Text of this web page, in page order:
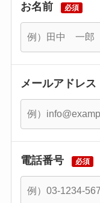
お名前 必須
メールアドレス
電話番号 必須